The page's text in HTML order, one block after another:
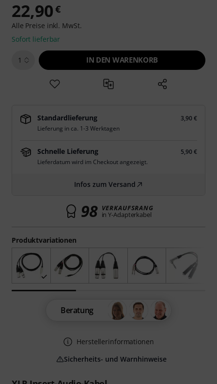
Produktvariationen
22,90€
Alle Preise inkl. MwSt.
Sofort lieferbar
1 IN DEN WARENKORB
Standardlieferung
3,90 €
Lieferung in ca. 1-3 Werktagen
Schnelle Lieferung
5,90 €
Lieferdatum wird im Checkout angezeigt.
Infos zum Versand
98 VERKAUFSRANG
in Y-Adapterkabel
Beratung
Herstellerinformationen
Sicherheits- und Warnhinweise